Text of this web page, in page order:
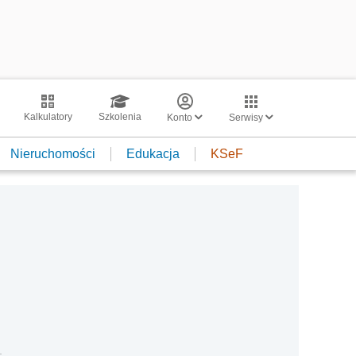
Kalkulatory Szkolenia Konto Serwisy
Nieruchomości Edukacja KSeF